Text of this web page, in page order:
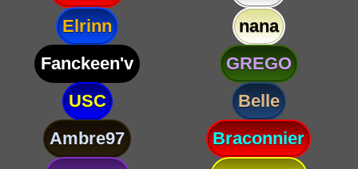
Elrinn
nana
Fanckeen'v
GREGO
USC
Belle
Ambre97
Braconnier